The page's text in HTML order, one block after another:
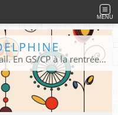
MENU
Blog destiné à partager mon travail. En GS/CP à la rentrée 2026/2027 !